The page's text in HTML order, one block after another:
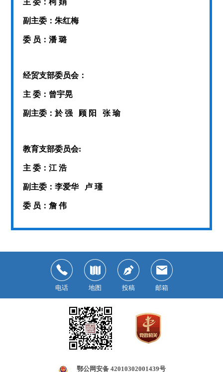
主 委：柯 娟
副主委：朱红梅
委 员：潘 璐
经贸支部委员会：
主 委：曾宇晃
副主委：於 强 顾 阳 张 瑜
教育支部委员会:
主 委：江 浩
副主委：李爱华 卢 瑾
委 员：詹 伟
电话 地图 投稿 邮箱
鄂公网安备 42010302001439号